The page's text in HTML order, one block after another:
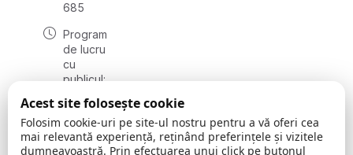
685
Program
de lucru
cu
publicul:
08:00 -
16:30
, vineri:
Acest site folosește cookie
Folosim cookie-uri pe site-ul nostru pentru a vă oferi cea
mai relevantă experiență, reținând preferințele și vizitele
dumneavoastră. Prin efectuarea unui click pe butonul